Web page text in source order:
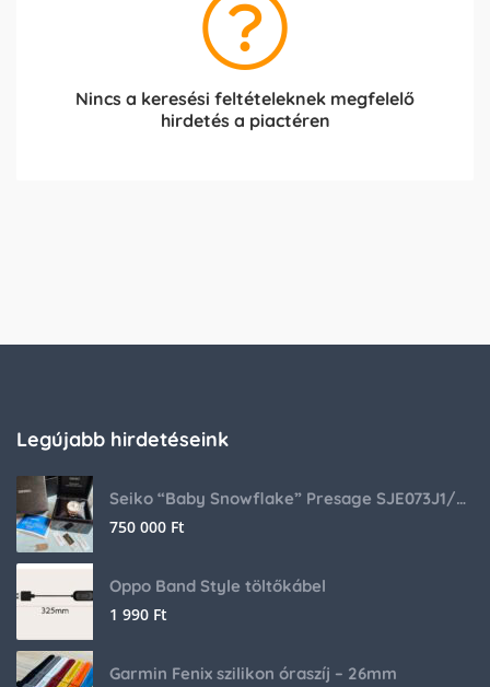
Nincs a keresési feltételeknek megfelelő
hirdetés a piactéren
Legújabb hirdetéseink
Seiko “Baby Snowflake” Presage SJE073J1/SARA015 Limited Edition
750 000 Ft
Oppo Band Style töltőkábel
1 990 Ft
Garmin Fenix szilikon óraszíj – 26mm